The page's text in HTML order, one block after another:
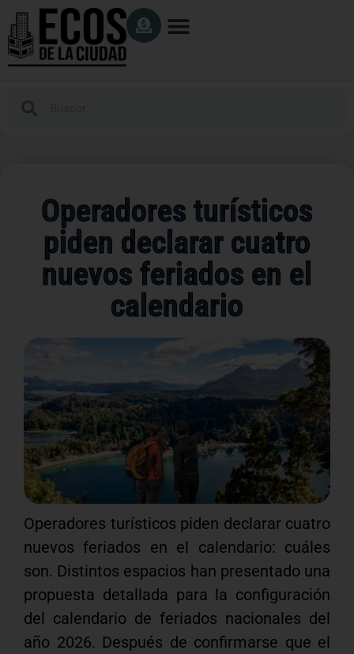
Operadores turísticos
piden declarar cuatro
nuevos feriados en el
calendario
Operadores turísticos piden declarar cuatro
nuevos feriados en el calendario: cuáles
son. Distintos espacios han presentado una
propuesta detallada para la configuración
del calendario de feriados nacionales del
año 2026. Después de confirmarse que el